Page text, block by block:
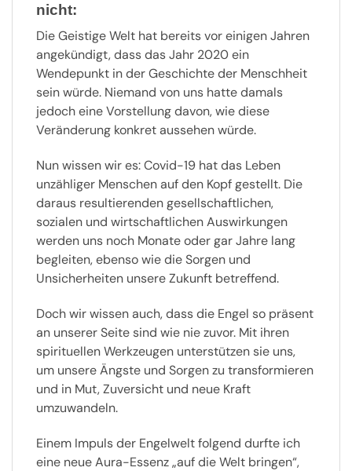
nicht:
Die Geistige Welt hat bereits vor einigen Jahren
angekündigt, dass das Jahr 2020 ein
Wendepunkt in der Geschichte der Menschheit
sein würde. Niemand von uns hatte damals
jedoch eine Vorstellung davon, wie diese
Veränderung konkret aussehen würde.
Nun wissen wir es: Covid-19 hat das Leben
unzähliger Menschen auf den Kopf gestellt. Die
daraus resultierenden gesellschaftlichen,
sozialen und wirtschaftlichen Auswirkungen
werden uns noch Monate oder gar Jahre lang
begleiten, ebenso wie die Sorgen und
Unsicherheiten unsere Zukunft betreffend.
Doch wir wissen auch, dass die Engel so präsent
an unserer Seite sind wie nie zuvor. Mit ihren
spirituellen Werkzeugen unterstützen sie uns,
um unsere Ängste und Sorgen zu transformieren
und in Mut, Zuversicht und neue Kraft
umzuwandeln.
Einem Impuls der Engelwelt folgend durfte ich
eine neue Aura-Essenz „auf die Welt bringen“,